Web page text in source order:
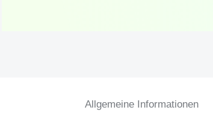
Allgemeine Informationen